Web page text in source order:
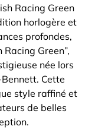
Racing Green
horlogère et
profondes,
Green”,
née lors
Cette
style raffiné et
de belles